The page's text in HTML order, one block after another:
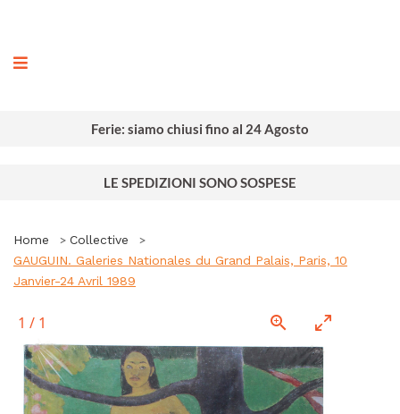
Ferie: siamo chiusi fino al 24 Agosto
LE SPEDIZIONI SONO SOSPESE
Home
Collective
GAUGUIN. Galeries Nationales du Grand Palais, Paris, 10
Janvier-24 Avril 1989
1 / 1